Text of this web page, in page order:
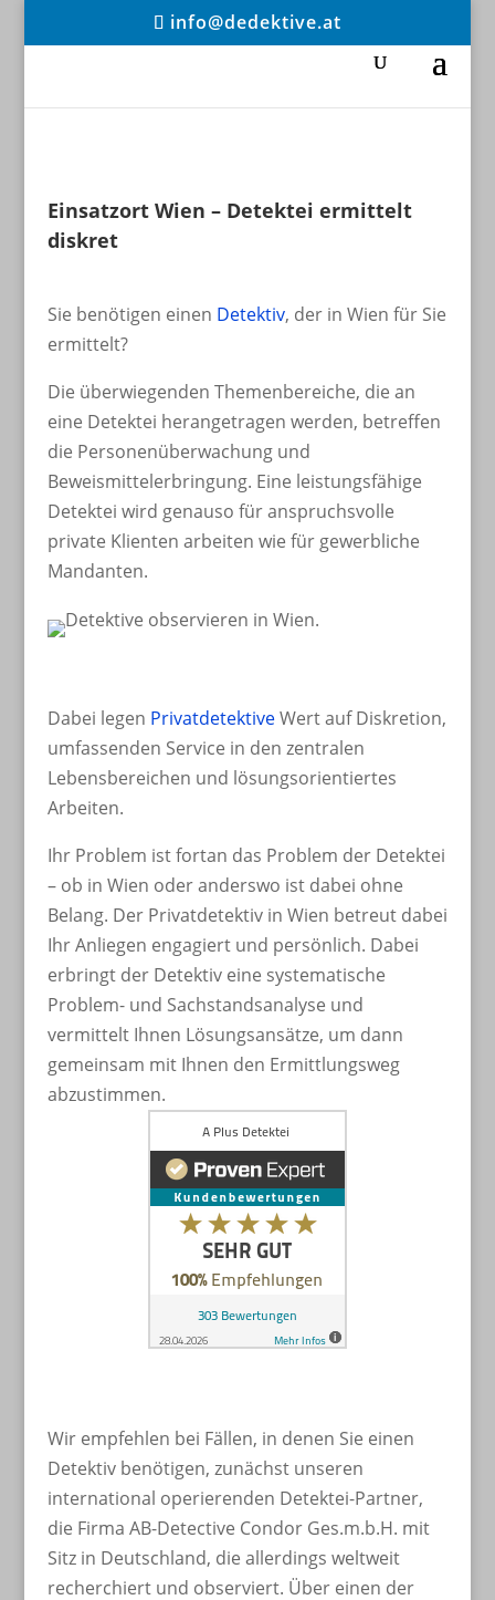
info@dedektive.at
Einsatzort Wien – Detektei ermittelt
diskret
Sie benötigen einen Detektiv, der in Wien für Sie
ermittelt?
Die überwiegenden Themenbereiche, die an
eine Detektei herangetragen werden, betreffen
die Personenüberwachung und
Beweismittelerbringung. Eine leistungsfähige
Detektei wird genauso für anspruchsvolle
private Klienten arbeiten wie für gewerbliche
Mandanten.
Dabei legen PrivatdetektiveWert auf Diskretion,
umfassenden Service in den zentralen
Lebensbereichen und lösungsorientiertes
Arbeiten.
Ihr Problem ist fortan das Problem der Detektei
– ob in Wien oder anderswo ist dabei ohne
Belang. Der Privatdetektiv in Wien betreut dabei
Ihr Anliegen engagiert und persönlich. Dabei
erbringt der Detektiv eine systematische
Problem- und Sachstandsanalyse und
vermittelt Ihnen Lösungsansätze, um dann
gemeinsam mit Ihnen den Ermittlungsweg
abzustimmen.
Wir empfehlen bei Fällen, in denen Sie einen
Detektiv benötigen, zunächst unseren
international operierenden Detektei-Partner,
die Firma AB-Detective Condor Ges.m.b.H. mit
Sitz in Deutschland, die allerdings weltweit
recherchiert und observiert. Über einen der